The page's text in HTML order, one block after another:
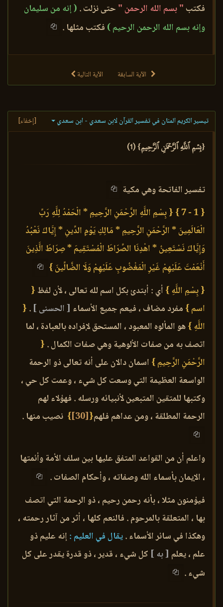
فكتب " بسم الله الرحمن " حتى نزلت . ( إنه من سليمان
وإنه بسم الله الرحمن الرحيم ) فكتب مثلها .
الآية السابقة الآية التالية
تيسير الكريم المنان في تفسير القرآن لابن سعدي - ابن سعدي [إخفاء]
{بِسۡمِ ٱللَّهِ ٱلرَّحۡمَٰنِ ٱلرَّحِيمِ} (1)
تفسير الفاتحة وهي مكية
{ 1 - 7 }
{ بِسْمِ اللَّهِ الرَّحْمَنِ الرَّحِيمِ * الْحَمْدُ لِلَّهِ رَبِّ
الْعَالَمِينَ * الرَّحْمَنِ الرَّحِيمِ * مَالِكِ يَوْمِ الدِّينِ * إِيَّاكَ نَعْبُدُ
وَإِيَّاكَ نَسْتَعِينُ * اهْدِنَا الصِّرَاطَ الْمُسْتَقِيمَ * صِرَاطَ الَّذِينَ
أَنْعَمْتَ عَلَيْهِمْ غَيْرِ الْمَغْضُوبِ عَلَيْهِمْ وَلَا الضَّالِّينَ }
{ بِسْمِ اللَّهِ } أي : أبتدئ بكل اسم لله تعالى ، لأن لفظ{
اسم } مفرد مضاف ، فيعم جميع الأسماء [ الحسنى ] .
{
اللَّهِ }هو المألوه المعبود ، المستحق لإفراده بالعبادة ، لما
اتصف به من صفات الألوهية وهي صفات الكمال . {
الرَّحْمَنِ الرَّحِيمِ } اسمان دالان على أنه تعالى ذو الرحمة
الواسعة العظيمة التي وسعت كل شيء ، وعمت كل حي ،
وكتبها للمتقين المتبعين لأنبيائه ورسله . فهؤلاء لهم
الرحمة المطلقة ، ومن عداهم فلهم{
[30]
} نصيب منها .
واعلم أن من القواعد المتفق عليها بين سلف الأمة وأئمتها
، الإيمان بأسماء الله وصفاته ، وأحكام الصفات .
فيؤمنون مثلا ، بأنه رحمن رحيم ، ذو الرحمة التي اتصف
بها ، المتعلقة بالمرحوم . فالنعم كلها ، أثر من آثار رحمته ،
وهكذا في سائر الأسماء .يقال في العليم :إنه عليم ذو
علم ، يعلم [ به ] كل شيء ، قدير ، ذو قدرة يقدر على كل
شيء .